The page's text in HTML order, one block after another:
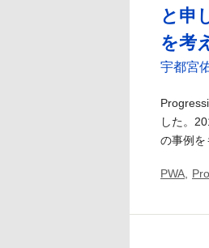
と申
を考
宇都宮
した。
の事例を
PWA